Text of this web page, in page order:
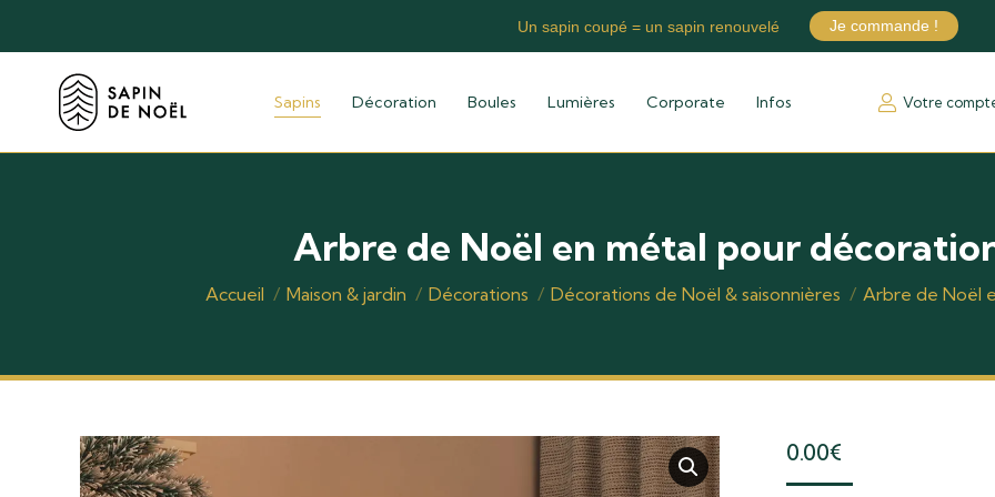
Sapins Décoration Boules Lumières Corporate Infos Votre
Arbre de Noël en métal pour
Vous êtes ici :
Accueil Maison & jardin Décorations Décorations de Noël & saisonnières Arbre de Noël
0.00€
Un sapin coupé = un sapin renouvelé Je commande !